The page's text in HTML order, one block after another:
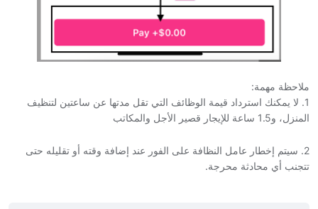
ملاحظة مهمة:
1. لا يمكنك استرداد قيمة الوظائف التي تقل مدتها عن ساعتين لتنظيف
المنزل، و1.5 ساعة للإيجار قصير الأجل والمكاتب
2. سيتم إخطار عامل النظافة على الفور عند إضافة وقته أو تقليله حتى
تتجنب أي محادثة محرجة.